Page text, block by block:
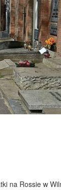
na Rossie w